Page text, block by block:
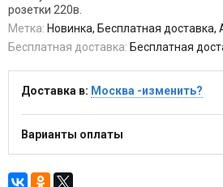
розетки 220в.
Метка: Новинка, Бесплатная
Бесплатная доставка: Бесплатная
Доставка в: Москва -изменить?
Варианты оплаты